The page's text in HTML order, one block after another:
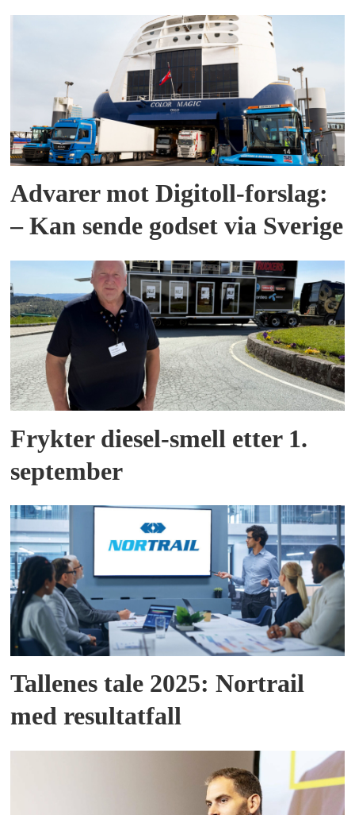
Advarer mot Digitoll-forslag:
– Kan sende godset via Sverige
Frykter diesel-smell etter 1.
september
Tallenes tale 2025: Nortrail
med resultatfall